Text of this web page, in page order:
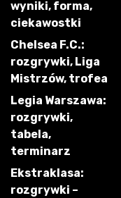
wyniki, forma,
ciekawostki
Chelsea F.C.:
rozgrywki, Liga
Mistrzów, trofea
Legia Warszawa:
rozgrywki,
tabela,
terminarz
Ekstraklasa:
rozgrywki –